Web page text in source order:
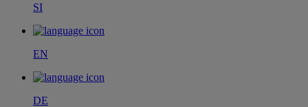
SI
EN
DE